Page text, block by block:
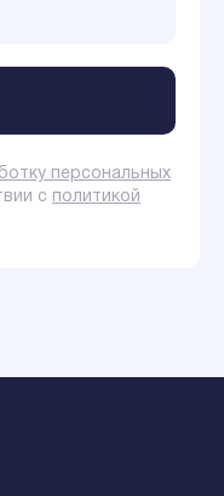
персональных
с политикой